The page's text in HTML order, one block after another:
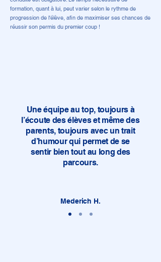
formation, quant à lui, peut varier selon le rythme de
progression de l'élève, afin de maximiser ses chances de
réussir son permis du premier coup !
Une équipe au top, toujours à
l’écoute des élèves et même des
parents, toujours avec un trait
d’humour qui permet de se
sentir bien tout au long des
parcours.
Mederich H.